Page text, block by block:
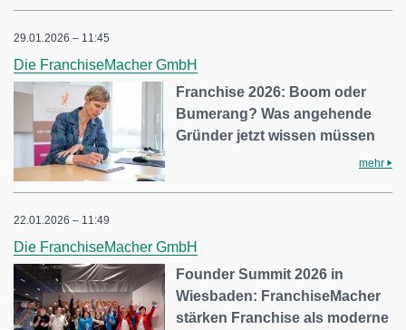
29.01.2026 – 11:45
Die FranchiseMacher GmbH
Franchise 2026: Boom oder
Bumerang? Was angehende
Gründer jetzt wissen müssen
mehr
22.01.2026 – 11:49
Die FranchiseMacher GmbH
Founder Summit 2026 in
Wiesbaden: FranchiseMacher
stärken Franchise als moderne